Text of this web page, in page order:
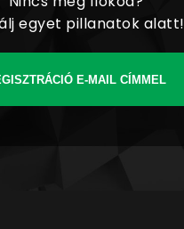
egyet pillanatok alatt!
E-MAIL CÍMMEL